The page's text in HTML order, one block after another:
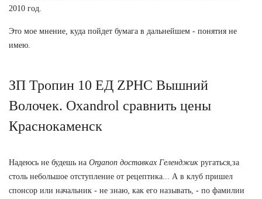
2010 год.
Это мое мнение, куда пойдет бумага в дальнейшем - понятия не
имею.
ЗП Тропин 10 ЕД ZPHC Вышний
Волочек. Oxandrol сравнить цены
Краснокаменск
Надеюсь не будешь на Organon доставках Геленджик ругаться,за
столь небольшое отступление от рецептика... А в клуб пришел
спонсор или начальник - не знаю, как его называть, - по фамилии